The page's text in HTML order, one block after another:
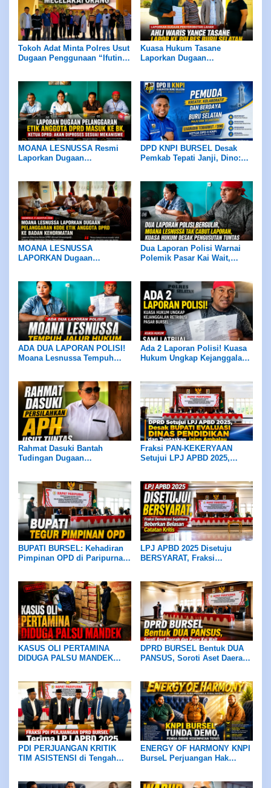
Tokoh Adat Minta Polres Usut
Dugaan Penggunaan “Ifutin”,
Orang
Kuasa Hukum Tasane
Laporkan Dugaan
Sesuai Hukum
MOANA LESNUSSA Resmi
Laporkan Dugaan
DPD KNPI BURSEL Desak
Pemkab Tepati Janji, Dino:
MOANA LESNUSSA
LAPORKAN Dugaan
DPRD Pastikan Diproses
Sesuai Mekanisme
Dua Laporan Polisi Warnai
Polemik Pasar Kai Wait,
Hukum Desak Pengusutan
hingga Pansus DPRD Bekerja
Objektif
ADA DUA LAPORAN POLISI!
Moana Lesnussa Tempuh
DPRD
Ada 2 Laporan Polisi! Kuasa
Hukum Ungkap Kejanggalan
Rahmat Dasuki Bantah
Tudingan Dugaan
Usut Tuntas
Fraksi PAN-KEKERYAAN
Setujui LPJ APBD 2025,
Jalan Ambalau
BUPATI BURSEL: Kehadiran
Pimpinan OPD di Paripurna
LPJ APBD 2025 Disetuju
BERSYARAT, Fraksi
Kritis
KASUS OLI PERTAMINA
DIDUGA PALSU MANDEK
Tangan
DPRD BURSEL Bentuk DUA
PANSUS, Soroti Aset Daerah
PDI PERJUANGAN KRITIK
TIM ASISTENSI di Tengah
ENERGY OF HARMONY KNPI
BurseL Perjuangan Hak